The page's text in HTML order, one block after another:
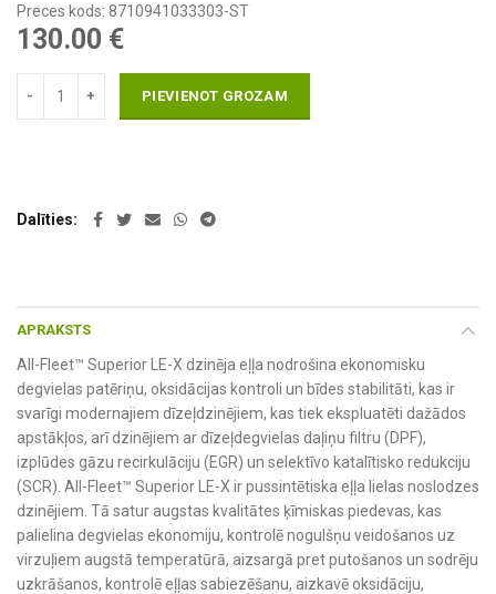
Preces kods: 8710941033303-ST
130.00 €
PIEVIENOT GROZAM
Dalīties
APRAKSTS
All-Fleet™ Superior LE-X dzinēja eļļa nodrošina ekonomisku
degvielas patēriņu, oksidācijas kontroli un bīdes stabilitāti, kas ir
svarīgi modernajiem dīzeļdzinējiem, kas tiek ekspluatēti dažādos
apstākļos, arī dzinējiem ar dīzeļdegvielas daļiņu filtru (DPF),
izplūdes gāzu recirkulāciju (EGR) un selektīvo katalītisko redukciju
(SCR). All-Fleet™ Superior LE-X ir pussintētiska eļļa lielas noslodzes
dzinējiem. Tā satur augstas kvalitātes ķīmiskas piedevas, kas
palielina degvielas ekonomiju, kontrolē nogulšņu veidošanos uz
virzuļiem augstā temperatūrā, aizsargā pret putošanos un sodrēju
uzkrāšanos, kontrolē eļļas sabiezēšanu, aizkavē oksidāciju,